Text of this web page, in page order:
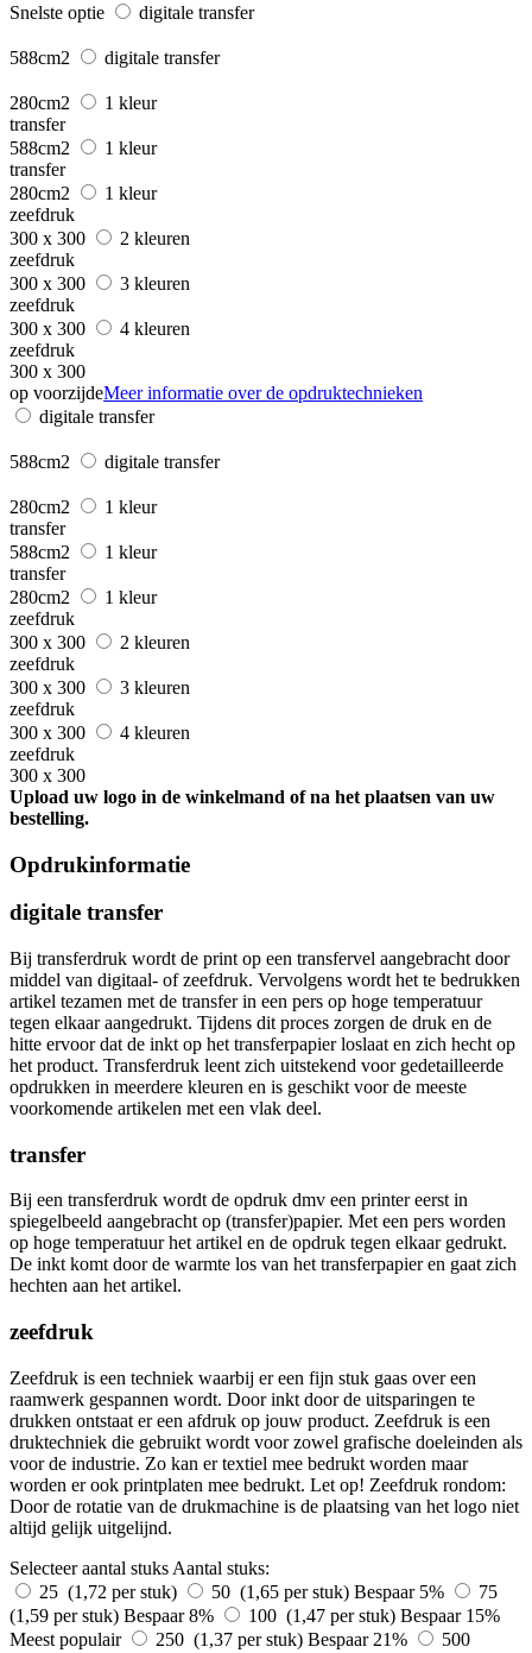
Snelste optie
digitale transfer
588cm2 digitale transfer
280cm2
1 kleur
transfer
588cm2
1 kleur
transfer
280cm2
1 kleur
zeefdruk
300 x 300
2 kleuren
zeefdruk
300 x 300
3 kleuren
zeefdruk
300 x 300
4 kleuren
zeefdruk
300 x 300
op voorzijdeMeer informatie over de opdruktechnieken
digitale transfer
588cm2 digitale transfer
280cm2
1 kleur
transfer
588cm2
1 kleur
transfer
280cm2
1 kleur
zeefdruk
300 x 300
2 kleuren
zeefdruk
300 x 300
3 kleuren
zeefdruk
300 x 300
4 kleuren
zeefdruk
300 x 300
Upload uw logo in de winkelmand of na het plaatsen van uw
bestelling.
Opdrukinformatie
digitale transfer
Bij transferdruk wordt de print op een transfervel aangebracht door
middel van digitaal- of zeefdruk. Vervolgens wordt het te bedrukken
artikel tezamen met de transfer in een pers op hoge temperatuur
tegen elkaar aangedrukt. Tijdens dit proces zorgen de druk en de
hitte ervoor dat de inkt op het transferpapier loslaat en zich hecht op
het product. Transferdruk leent zich uitstekend voor gedetailleerde
opdrukken in meerdere kleuren en is geschikt voor de meeste
voorkomende artikelen met een vlak deel.
transfer
Bij een transferdruk wordt de opdruk dmv een printer eerst in
spiegelbeeld aangebracht op (transfer)papier. Met een pers worden
op hoge temperatuur het artikel en de opdruk tegen elkaar gedrukt.
De inkt komt door de warmte los van het transferpapier en gaat zich
hechten aan het artikel.
zeefdruk
Zeefdruk is een techniek waarbij er een fijn stuk gaas over een
raamwerk gespannen wordt. Door inkt door de uitsparingen te
drukken ontstaat er een afdruk op jouw product. Zeefdruk is een
druktechniek die gebruikt wordt voor zowel grafische doeleinden als
voor de industrie. Zo kan er textiel mee bedrukt worden maar
worden er ook printplaten mee bedrukt. Let op! Zeefdruk rondom:
Door de rotatie van de drukmachine is de plaatsing van het logo niet
altijd gelijk uitgelijnd.
Selecteer aantal stuks Aantal stuks:
25 (1,72 per stuk)
50 (1,65 per stuk) Bespaar 5%
75
(1,59 per stuk) Bespaar 8% 100 (1,47 per stuk) Bespaar 15%
Meest populair
250 (1,37 per stuk) Bespaar 21%
500